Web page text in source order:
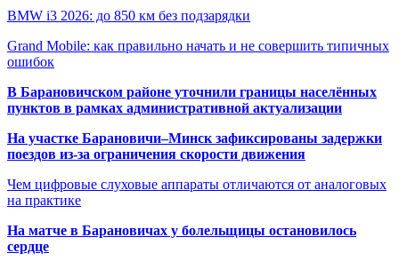
BMW i3 2026: до 850 км без подзарядки
Grand Mobile: как правильно начать и не совершить типичных
ошибок
В Барановичском районе уточнили границы населённых
пунктов в рамках административной актуализации
На участке Барановичи–Минск зафиксированы задержки
поездов из-за ограничения скорости движения
Чем цифровые слуховые аппараты отличаются от аналоговых
на практике
На матче в Барановичах у болельщицы остановилось
сердце